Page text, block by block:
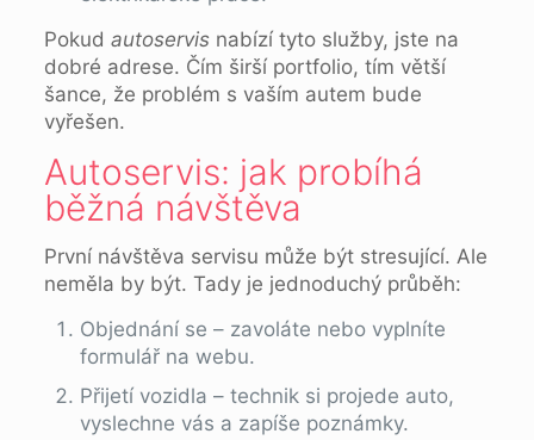
Pokud autoservis nabízí tyto služby, jste na
dobré adrese. Čím širší portfolio, tím větší
šance, že problém s vaším autem bude
vyřešen.
Autoservis: jak probíhá
běžná návštěva
První návštěva servisu může být stresující. Ale
neměla by být. Tady je jednoduchý průběh:
Objednání se – zavoláte nebo vyplníte
formulář na webu.
Přijetí vozidla – technik si projede auto,
vyslechne vás a zapíše poznámky.